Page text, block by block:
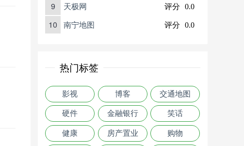
9 天极网 评分 0.0
10 南宁地图 评分 0.0
热门标签
影视 博客 交通地图
硬件 金融银行 笑话
健康 房产置业 购物